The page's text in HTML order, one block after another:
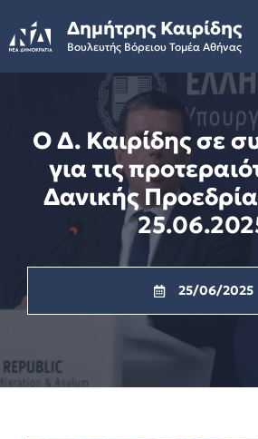
to
content
Δημήτρης Καιρίδης
Βουλευτής Βόρειου Τομέα Αθήνας
Ο Δ. Καιρίδης σε
για τις
Δανικής
25/06/2025